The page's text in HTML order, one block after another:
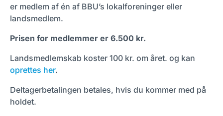
er medlem af én af BBU’s lokalforeninger eller
landsmedlem.
Prisen for medlemmer er 6.500 kr.
Landsmedlemskab koster 100 kr. om året. og kan
oprettes her.
Deltagerbetalingen betales, hvis du kommer med på
holdet.